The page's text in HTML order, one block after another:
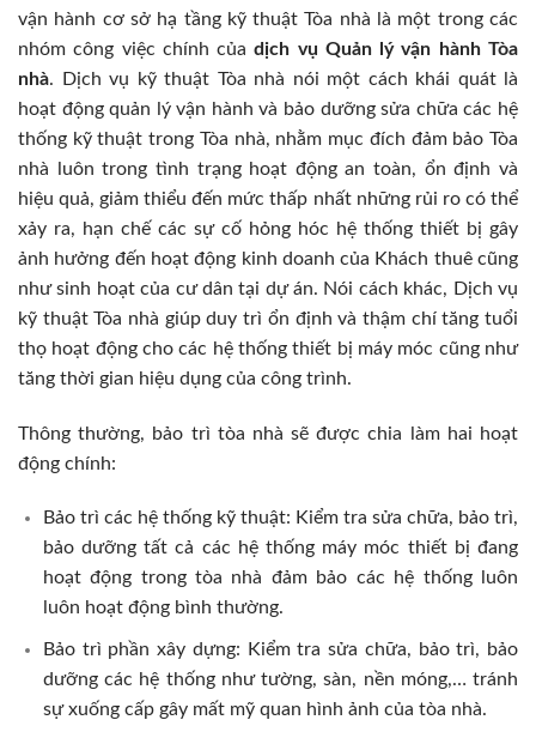
vận hành cơ sở hạ tầng kỹ thuật Tòa nhà là một trong các
nhóm công việc chính củadịch vụ Quản lý vận hành Tòa
nhà. Dịch vụ kỹ thuật Tòa nhà nói một cách khái quát là
hoạt động quản lý vận hành và bảo dưỡng sửa chữa các hệ
thống kỹ thuật trong Tòa nhà, nhằm mục đích đảm bảo Tòa
nhà luôn trong tình trạng hoạt động an toàn, ổn định và
hiệu quả, giảm thiểu đến mức thấp nhất những rủi ro có thể
xảy ra, hạn chế các sự cố hỏng hóc hệ thống thiết bị gây
ảnh hưởng đến hoạt động kinh doanh của Khách thuê cũng
như sinh hoạt của cư dân tại dự án. Nói cách khác, Dịch vụ
kỹ thuật Tòa nhà giúp duy trì ổn định và thậm chí tăng tuổi
thọ hoạt động cho các hệ thống thiết bị máy móc cũng như
tăng thời gian hiệu dụng của công trình.
Thông thường, bảo trì tòa nhà sẽ được chia làm hai hoạt
động chính:
Bảo trì các hệ thống kỹ thuật: Kiểm tra sửa chữa, bảo trì,
bảo dưỡng tất cả các hệ thống máy móc thiết bị đang
hoạt động trong tòa nhà đảm bảo các hệ thống luôn
luôn hoạt động bình thường.
Bảo trì phần xây dựng: Kiểm tra sửa chữa, bảo trì, bảo
dưỡng các hệ thống như tường, sàn, nền móng,… tránh
sự xuống cấp gây mất mỹ quan hình ảnh của tòa nhà.